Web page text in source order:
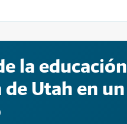
la educación
de Utah en un